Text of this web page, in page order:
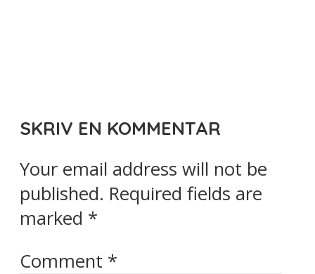
SKRIV EN KOMMENTAR
Your email address will not be
published. Required fields are
marked *
Comment *